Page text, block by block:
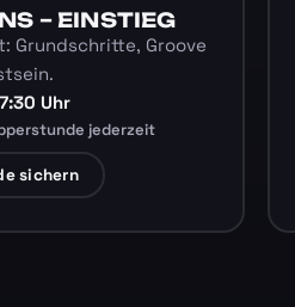
– EINSTIEG
Grundschritte, Groove
Uhr
jederzeit
sichern